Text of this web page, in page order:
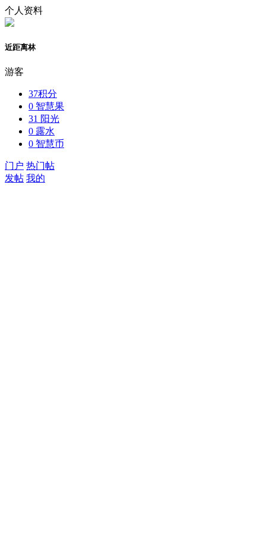
个人资料
近距离林
游客
37积分
0 智慧果
31 阳光
0 露水
0 智慧币
门户 热门帖
发帖 我的